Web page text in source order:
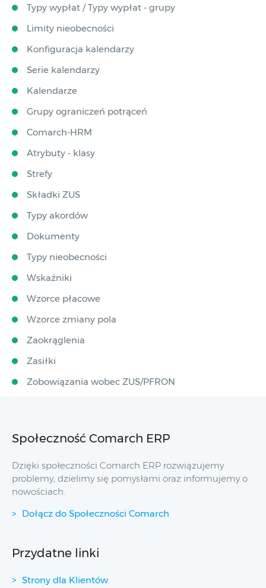
Typy wypłat / Typy wypłat - grupy
Limity nieobecności
Konfiguracja kalendarzy
Serie kalendarzy
Kalendarze
Grupy ograniczeń potrąceń
Comarch-HRM
Atrybuty - klasy
Strefy
Składki ZUS
Typy akordów
Dokumenty
Typy nieobecności
Wskaźniki
Wzorce płacowe
Wzorce zmiany pola
Zaokrąglenia
Zasiłki
Zobowiązania wobec ZUS/PFRON
Społeczność Comarch ERP
Dzięki społeczności Comarch ERP rozwiązujemy
problemy, dzielimy się pomysłami oraz informujemy o
nowościach.
Dołącz do Społeczności Comarch
Przydatne linki
Strony dla Klientów